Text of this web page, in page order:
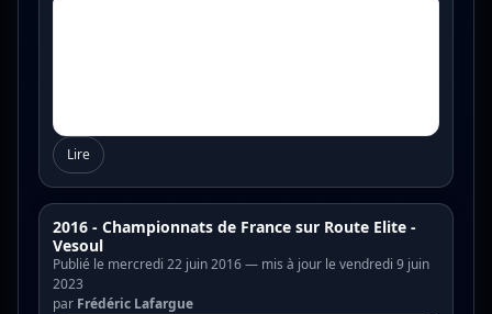
Lire
2016 - Championnats de France sur Route Elite -
Vesoul
Publié le mercredi 22 juin 2016 — mis à jour le vendredi 9 juin
2023
par Frédéric Lafargue